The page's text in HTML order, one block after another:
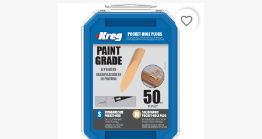
favorite_border